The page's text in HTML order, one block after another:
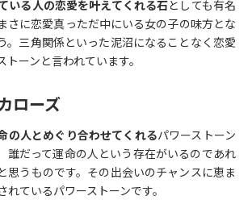
いる人の恋愛を叶えてくれる石としても有名
さに恋愛真っただ中にいる女の子の味方とな
。三角関係といった泥沼になることなく恋愛
ーンと言われています。
ローズ
の人とめぐり合わせてくれるパワーストーン
誰だって運命の人という存在がいるのであれ
思うものです。その出会いのチャンスに恵ま
ているパワーストーンです。